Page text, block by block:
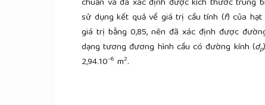
sử dụng kết quả về giá trị cầu tính (f) của
giá trị bằng 0,85, nên đã xác định được
dạng tương đương hình cầu có đường kính (dp
2,94.10-6 m2.